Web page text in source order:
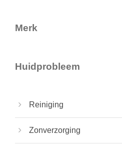
Merk
Huidprobleem
Reiniging
Zonverzorging